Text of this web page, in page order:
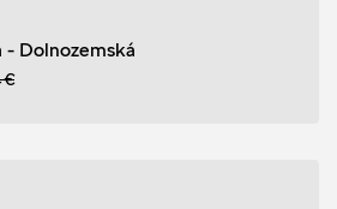
- Dolnozemská
€